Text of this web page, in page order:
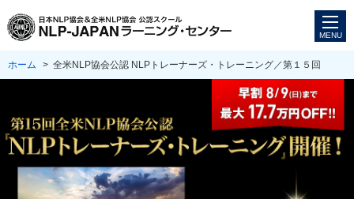
ホーム > 全米NLP協会公認 NLPトレーナーズ・トレーニング／第１５回